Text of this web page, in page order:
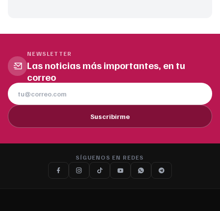
NEWSLETTER
Las noticias más importantes, en tu
correo
Suscribirme
SÍGUENOS EN REDES